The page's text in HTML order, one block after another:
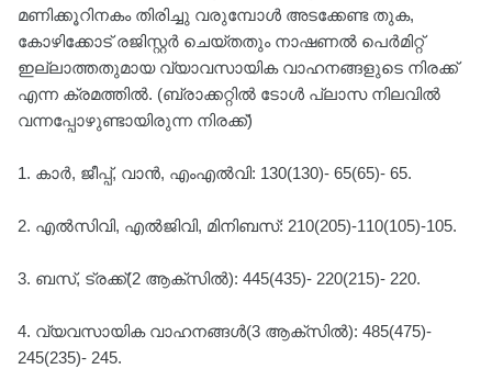
മണിക്കൂറിനകം തിരിച്ചു വരുമ്പോൾ അടക്കേണ്ട തുക,
കോഴിക്കോട് രജിസ്റ്റർ ചെയ്തതും നാഷണൽ പെർമിറ്റ്
ഇല്ലാത്തതുമായ വ്യാവസായിക വാഹനങ്ങളുടെ നിരക്ക്
എന്ന ക്രമത്തിൽ. (ബ്രാക്കറ്റിൽ ടോൾ പ്ലാസ നിലവിൽ
വന്നപ്പോഴുണ്ടായിരുന്ന നിരക്ക്)
1. കാർ, ജീപ്പ്, വാൻ, എംഎൽവി: 130(130)- 65(65)- 65.
2. എൽസിവി, എൽജിവി, മിനിബസ്: 210(205)-110(105)-105.
3. ബസ്, ട്രക്ക്(2 ആക്സിൽ): 445(435)- 220(215)- 220.
4. വ്യവസായിക വാഹനങ്ങൾ(3 ആക്സിൽ): 485(475)-
245(235)- 245.